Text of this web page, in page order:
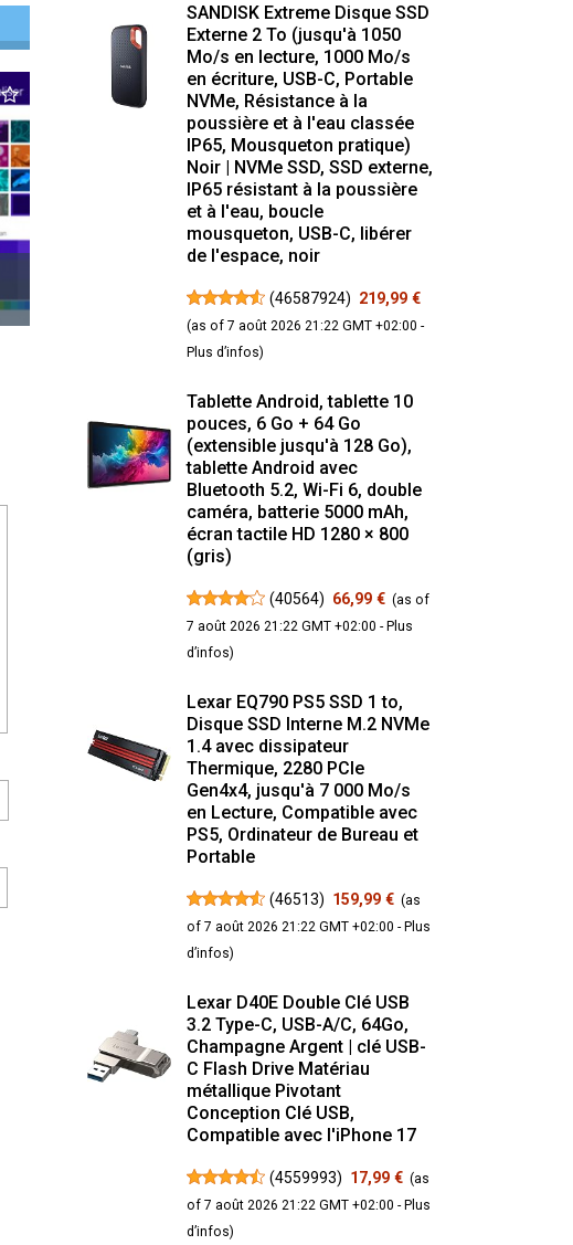
SANDISK Extreme Disque SSD
Externe 2 To (jusqu'à 1050
Mo/s en lecture, 1000 Mo/s
en écriture, USB-C, Portable
NVMe, Résistance à la
poussière et à l'eau classée
IP65, Mousqueton pratique)
Noir | NVMe SSD, SSD externe,
IP65 résistant à la poussière
et à l'eau, boucle
mousqueton, USB-C, libérer
de l'espace, noir
(46587924) 219,99 €
(as of 7 août 2026 21:22 GMT +02:00 -
Plus d’infos)
Tablette Android, tablette 10
pouces, 6 Go + 64 Go
(extensible jusqu'à 128 Go),
tablette Android avec
Bluetooth 5.2, Wi-Fi 6, double
caméra, batterie 5000 mAh,
écran tactile HD 1280 × 800
(gris)
(40564) 66,99 € (as of
7 août 2026 21:22 GMT +02:00 -Plus
d’infos)
Lexar EQ790 PS5 SSD 1 to,
Disque SSD Interne M.2 NVMe
1.4 avec dissipateur
Thermique, 2280 PCIe
Gen4x4, jusqu'à 7 000 Mo/s
en Lecture, Compatible avec
PS5, Ordinateur de Bureau et
Portable
(46513) 159,99 € (as
of 7 août 2026 21:22 GMT +02:00 -Plus
d’infos)
Lexar D40E Double Clé USB
3.2 Type-C, USB-A/C, 64Go,
Champagne Argent | clé USB-
C Flash Drive Matériau
métallique Pivotant
Conception Clé USB,
Compatible avec l'iPhone 17
(4559993) 17,99 € (as
of 7 août 2026 21:22 GMT +02:00 -Plus
d’infos)